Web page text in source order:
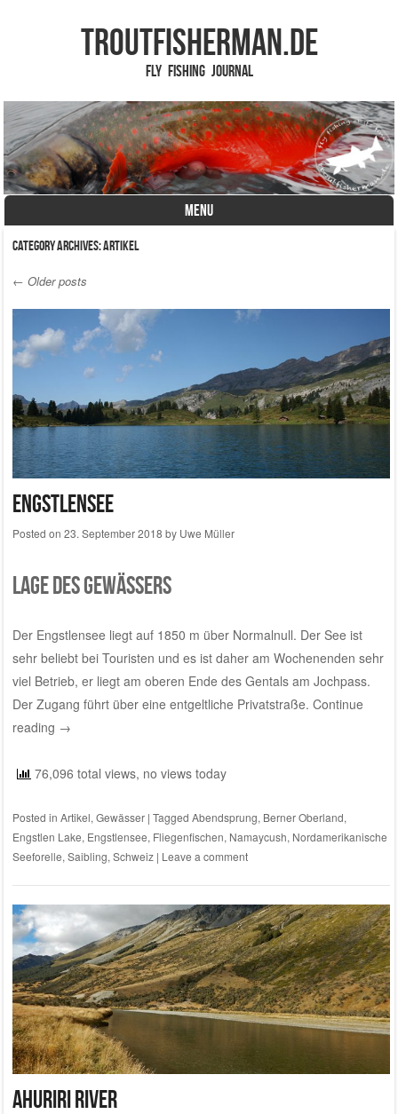
TROUTFISHERMAN.de
Fly Fishing Journal
MENU
Skip to content
Category Archives:Artikel
Post navigation
← Older posts
Engstlensee
Posted on 23. September 2018 by Uwe Müller
Lage des Gewässers
Der Engstlensee liegt auf 1850 m über Normalnull. Der See ist
sehr beliebt bei Touristen und es ist daher am Wochenenden sehr
viel Betrieb, er liegt am oberen Ende des Gentals am Jochpass.
Der Zugang führt über eine entgeltliche Privatstraße. Continue
reading →
76,096 total views, no views today
Posted in Artikel, Gewässer | Tagged Abendsprung, Berner Oberland,
Engstlen Lake, Engstlensee, Fliegenfischen, Namaycush, Nordamerikanische
Seeforelle, Saibling, Schweiz | Leave a comment
Ahuriri River